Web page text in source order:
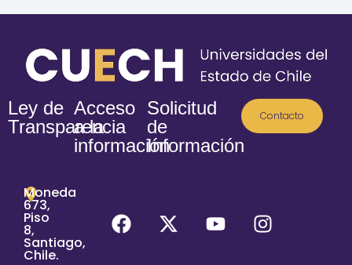
Ley de
Transparencia
Acceso
a la
información
Solicitud
de
Información
Contacto
Moneda
673,
Piso
8,
Santiago,
Chile.